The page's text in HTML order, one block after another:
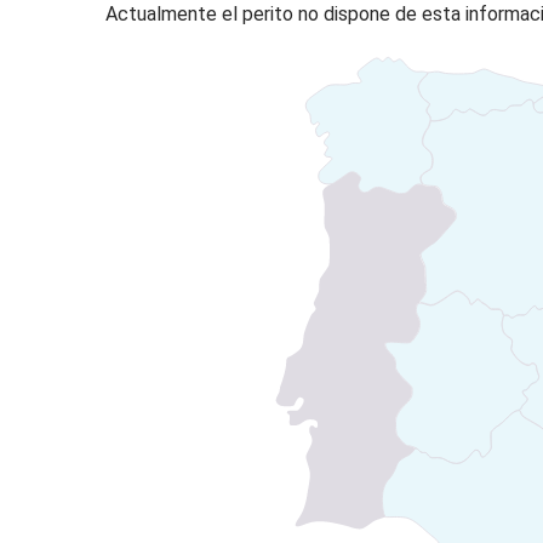
Actualmente el perito no dispone de esta